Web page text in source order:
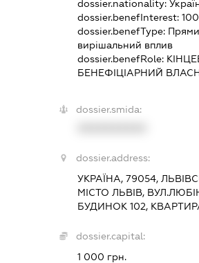
dossier.nationality:
dossier.benefInterest: 100
dossier.benefType:
вирішальний вплив
dossier.benefRole:
БЕНЕФІЦІАРНИЙ
dossier.smida:
dossier.address:
УКРАЇНА, 79054,
МІСТО ЛЬВІВ,
БУДИНОК 102,
dossier.capital:
1 000 грн.